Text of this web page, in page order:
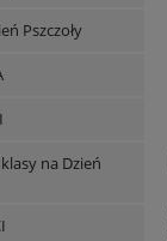
Pszczoły
na Dzień